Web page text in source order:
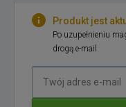
Produkt jest
Po uzupełnieniu
drogą e-mail.